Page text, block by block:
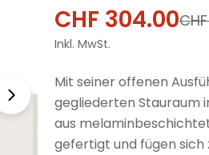
CHF 304.00
Regulärer
Preis
Inkl. MwSt.
Mit seiner offenen
gegliederten Stauraum
aus
gefertigt und fügen